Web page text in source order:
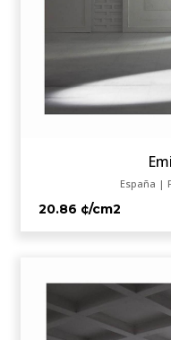
España |
20.86 ¢/cm2